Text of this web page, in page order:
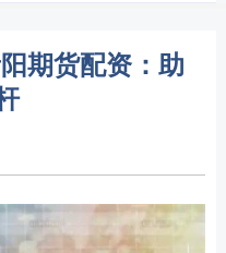
期货配资：助